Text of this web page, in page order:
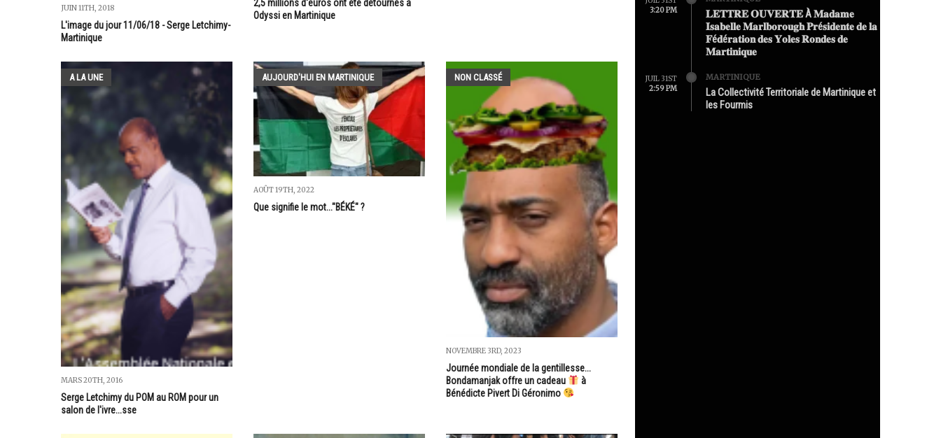
JUIN 11TH, 2018
L'image du jour 11/06/18 - Serge Letchimy-
Martinique
2,5 millions d'euros ont été détournés à
Odyssi en Martinique
A LA UNE
MARS 20TH, 2016
Serge Letchimy du POM au ROM pour un
salon de l'ivre...sse
AUJOURD'HUI EN MARTINIQUE
AOÛT 19TH, 2022
Que signifie le mot..."BÉKÉ" ?
NON CLASSÉ
NOVEMBRE 3RD, 2023
Journée mondiale de la gentillesse...
Bondamanjak offre un cadeau
à
Bénédicte Pivert Di Géronimo
3:20 PM
𝐋𝐄𝐓𝐓𝐑𝐄 𝐎𝐔𝐕𝐄𝐑𝐓𝐄 À 𝐌𝐚𝐝𝐚𝐦𝐞
𝐈𝐬𝐚𝐛𝐞𝐥𝐥𝐞 𝐌𝐚𝐫𝐥𝐛𝐨𝐫𝐨𝐮𝐠𝐡 𝐏𝐫é𝐬𝐢𝐝𝐞𝐧𝐭𝐞 𝐝𝐞 𝐥𝐚
𝐅é𝐝é𝐫𝐚𝐭𝐢𝐨𝐧 𝐝𝐞𝐬 𝐘𝐨𝐥𝐞𝐬 𝐑𝐨𝐧𝐝𝐞𝐬 𝐝𝐞
𝐌𝐚𝐫𝐭𝐢𝐧𝐢𝐪𝐮𝐞
JUIL 31ST
2:59 PM
MARTINIQUE
La Collectivité Territoriale de Martinique et
les Fourmis